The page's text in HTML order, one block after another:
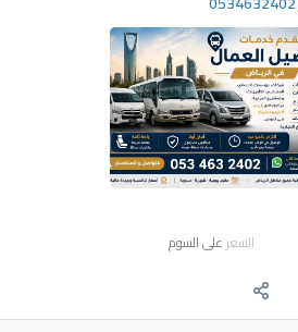
السعر على السوم